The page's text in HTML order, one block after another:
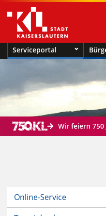
Serviceportal
Wir feiern 750
Online-Service